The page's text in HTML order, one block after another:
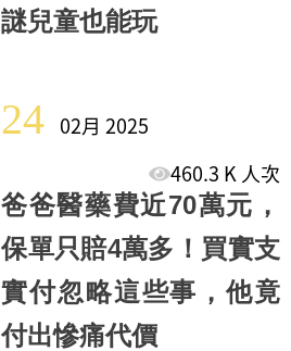
謎兒童也能玩
24 02月 2025
460.3 K 人次
爸爸醫藥費近70萬元，
保單只賠4萬多！買實支
實付忽略這些事，他竟
付出慘痛代價